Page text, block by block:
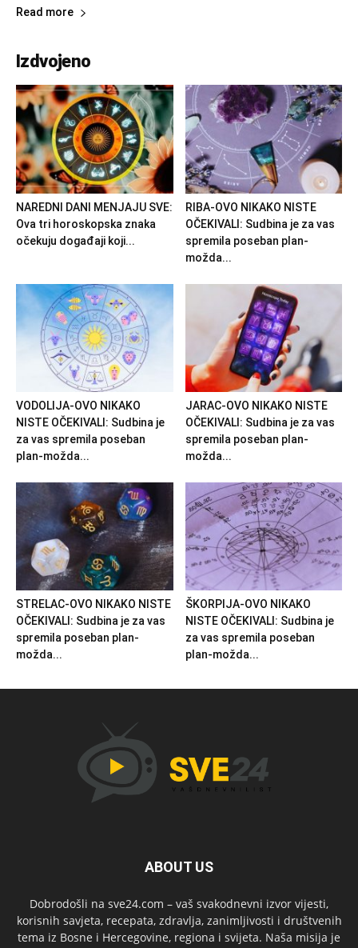
Read more
Izdvojeno
NAREDNI DANI MENJAJU SVE:
Ova tri horoskopska znaka
očekuju događaji koji...
RIBA-OVO NIKAKO NISTE
OČEKIVALI: Sudbina je za vas
spremila poseban plan-
možda...
VODOLIJA-OVO NIKAKO
NISTE OČEKIVALI: Sudbina je
za vas spremila poseban
plan-možda...
JARAC-OVO NIKAKO NISTE
OČEKIVALI: Sudbina je za vas
spremila poseban plan-
možda...
STRELAC-OVO NIKAKO NISTE
OČEKIVALI: Sudbina je za vas
spremila poseban plan-
možda...
ŠKORPIJA-OVO NIKAKO
NISTE OČEKIVALI: Sudbina je
za vas spremila poseban
plan-možda...
ABOUT US
Dobrodošli na sve24.com – vaš svakodnevni izvor vijesti,
korisnih savjeta, recepata, zdravlja, zanimljivosti i društvenih
tema iz Bosne i Hercegovine, regiona i svijeta. Naša misija je